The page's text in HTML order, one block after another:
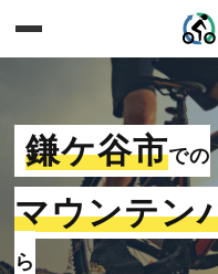
鎌ケ谷市での
マウンテン
ら